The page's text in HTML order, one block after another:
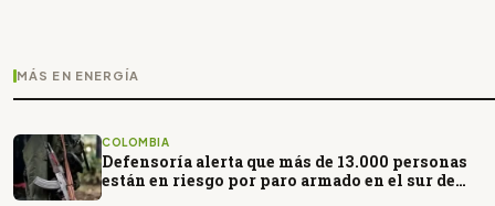
MÁS EN ENERGÍA
COLOMBIA
Defensoría alerta que más de 13.000 personas
están en riesgo por paro armado en el sur de